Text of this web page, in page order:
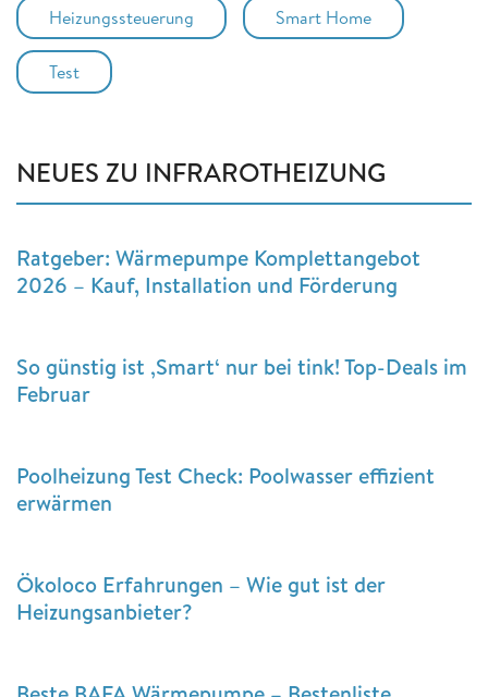
Heizungssteuerung Smart Home
Test
NEUES ZU INFRAROTHEIZUNG
Ratgeber: Wärmepumpe Komplettangebot
2026 – Kauf, Installation und Förderung
So günstig ist ‚Smart‘ nur bei tink! Top-Deals im
Februar
Poolheizung Test Check: Poolwasser effizient
erwärmen
Ökoloco Erfahrungen – Wie gut ist der
Heizungsanbieter?